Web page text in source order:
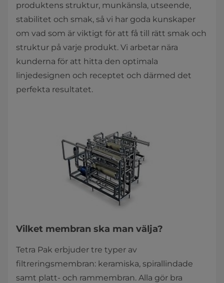
produktens struktur, munkänsla, utseende,
stabilitet och smak, så vi har goda kunskaper
om vad som är viktigt för att få till rätt smak och
struktur på varje produkt. Vi arbetar nära
kunderna för att hitta den optimala
linjedesignen och receptet och därmed det
perfekta resultatet.
Vilket membran ska man välja?
Tetra Pak erbjuder tre typer av
filtreringsmembran: keramiska, spirallindade
samt platt- och rammembran. Alla gör bra